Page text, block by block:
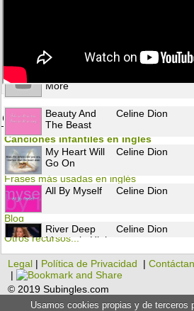
More
Beauty And
The Beast
Celine Dion
My Heart Will
Go On
Celine Dion
All By Myself Celine Dion
River Deep
Mountain High
Celine Dion
I'm Alive Celine Dion
I Drove All Celine Dion
Otros recursos para aprender
Canciones infantiles en inglés
Flashcards
Frases más usadas en inglés
Gramática
Blog
Otros recursos...
Legal | Política de Privacidad |
|
© 2019 Subingles.com
Usamos cookies propias y de terceros